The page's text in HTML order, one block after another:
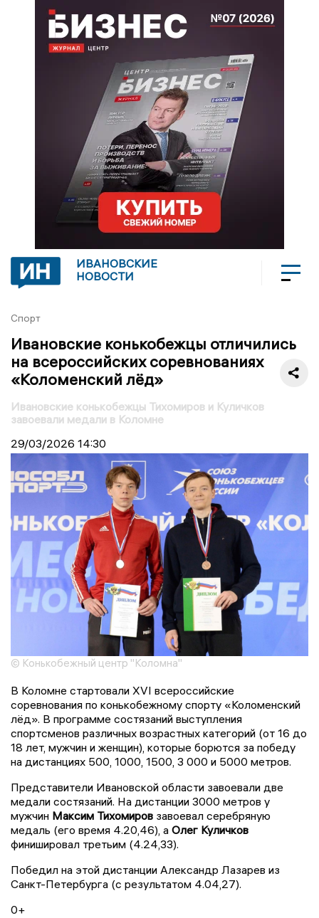
ИВАНОВСКИЕ
НОВОСТИ
Спорт
Ивановские конькобежцы отличились
на всероссийских соревнованиях
«Коломенский лёд»
Ивановские конькобежцы Тихомиров и Куличков
завоевали медали в Коломне
29/03/2026 14:30
© Конькобежный центр "Коломна"
В Коломне стартовали XVI всероссийские
соревнования по конькобежному спорту «Коломенский
лёд». В программе состязаний выступления
спортсменов различных возрастных категорий (от 16 до
18 лет, мужчин и женщин), которые борются за победу
на дистанциях 500, 1000, 1500, 3 000 и 5000 метров.
Представители Ивановской области завоевали две
медали состязаний. На дистанции 3000 метров у
мужчин Максим Тихомиров завоевал серебряную
медаль (его время 4.20,46), а Олег Куличков
финишировал третьим (4.24,33).
Победил на этой дистанции Александр Лазарев из
Санкт-Петербурга (с результатом 4.04,27).
0+